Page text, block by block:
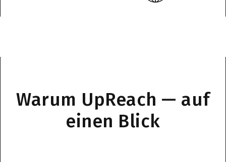
Warum UpReach — auf
einen Blick